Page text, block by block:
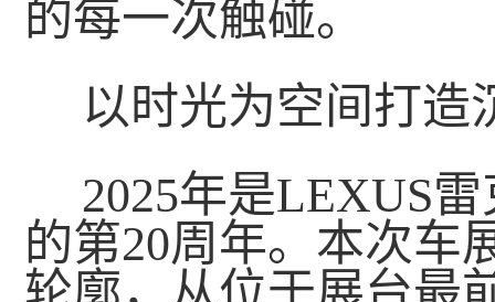
的每一次触碰。
以时光为空间打造
2025年是LEXUS
的第20周年。本次车